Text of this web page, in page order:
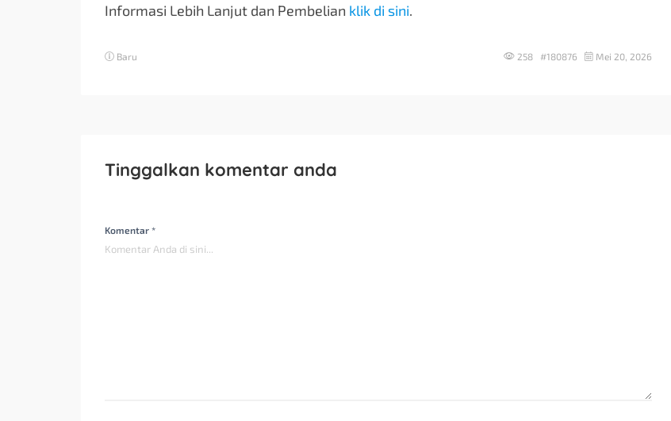
Informasi Lebih Lanjut dan Pembelian klik di sini.
Baru 258 #180876 Mei 20, 2026
Tinggalkan komentar anda
Komentar *